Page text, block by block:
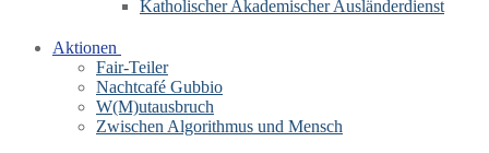
Katholischer Akademischer Ausländerdienst
Aktionen
Fair-Teiler
Nachtcafé Gubbio
W(M)utausbruch
Zwischen Algorithmus und Mensch